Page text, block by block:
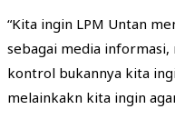
“Kita ingin LPM Untan
sebagai media informasi,
kontrol bukannya kita
melainkakn kita ingin